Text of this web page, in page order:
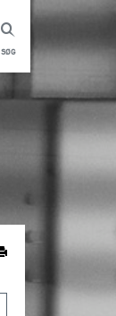
SØG